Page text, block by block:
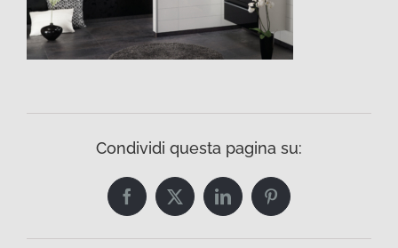
Condividi questa pagina su:
FacebookTwitterLinkedInPinterest